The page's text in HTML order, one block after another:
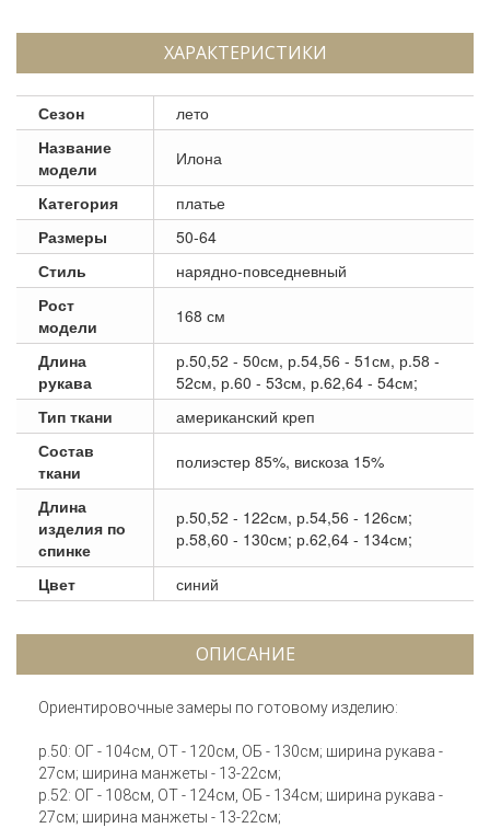
ХАРАКТЕРИСТИКИ
Сезон
лето
Название
модели
Илона
Категория
платье
Размеры
50-64
Стиль
нарядно-повседневный
Рост
модели
168 см
Длина
рукава
р.50,52 - 50см, р.54,56 - 51см, р.58 -
52см, р.60 - 53см, р.62,64 - 54см;
Тип ткани
американский креп
Состав
ткани
полиэстер 85%, вискоза 15%
Длина
изделия по
спинке
р.50,52 - 122см, р.54,56 - 126см;
р.58,60 - 130см; р.62,64 - 134см;
Цвет синий
ОПИСАНИЕ
Ориентировочные замеры по готовому изделию:
р.50: ОГ - 104см, ОТ - 120см, ОБ - 130см; ширина рукава -
27см; ширина манжеты - 13-22см;
р.52: ОГ - 108см, ОТ - 124см, ОБ - 134см; ширина рукава -
27см; ширина манжеты - 13-22см;